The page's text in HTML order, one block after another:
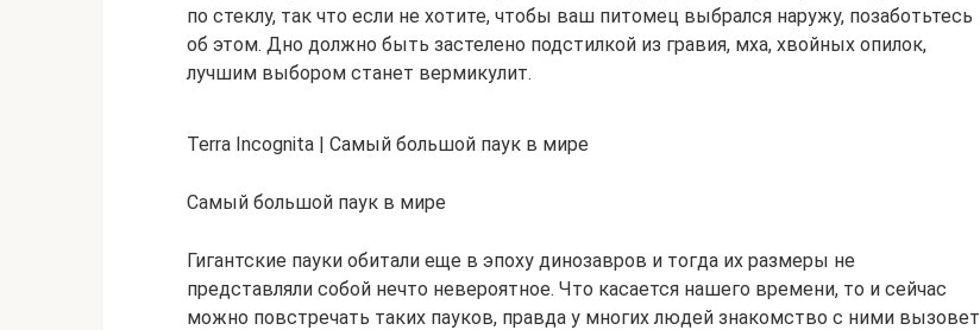
по стеклу, так что если не хотите, чтобы ваш питомец выбрался наружу, позаботьтесь
об этом. Дно должно быть застелено подстилкой из гравия, мха, хвойных опилок,
лучшим выбором станет вермикулит.
Terra Incognita | Самый большой паук в мире
Самый большой паук в мире
Гигантские пауки обитали еще в эпоху динозавров и тогда их размеры не
представляли собой нечто невероятное. Что касается нашего времени, то и сейчас
можно повстречать таких пауков, правда у многих людей знакомство с ними вызовет